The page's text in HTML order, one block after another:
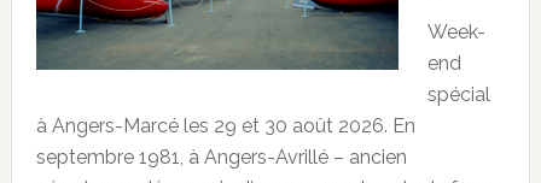
Week-
end
spécial
à Angers-Marcé les 29 et 30 août 2026. En
septembre 1981, à Angers-Avrillé – ancien